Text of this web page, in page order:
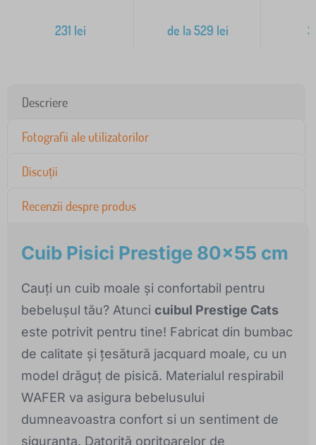
231 lei de la529 lei
Descriere
Fotografii ale utilizatorilor
Discuții
Recenzii despre produs
Cuib Pisici Prestige 80x55 cm
Cauți un cuib moale și confortabil pentru
bebelușul tău? Atunci cuibul Prestige Cats
este potrivit pentru tine! Fabricat din bumbac
de calitate și țesătură jacquard moale, cu un
model drăguț de pisică. Materialul respirabil
WAFER va asigura bebelusului
dumneavoastra confort si un sentiment de
siguranta. Datorită opritoarelor de